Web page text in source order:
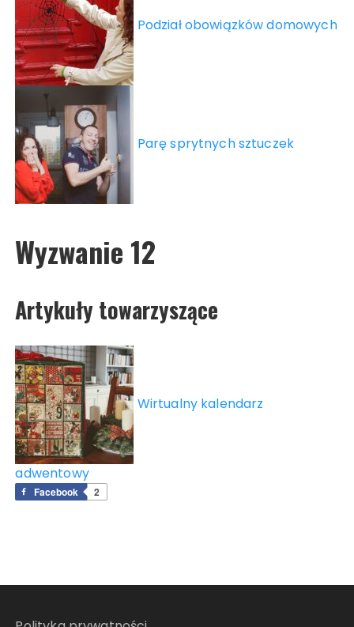
Podział obowiązków domowych
Parę sprytnych sztuczek
Wyzwanie 12
Artykuły towarzyszące
Wirtualny kalendarz
adwentowy
Facebook 2